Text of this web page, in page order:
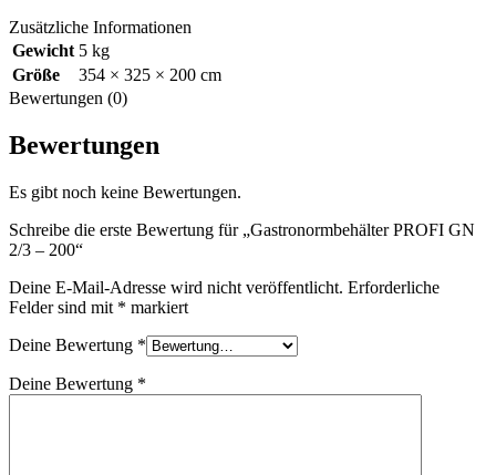
Zusätzliche Informationen
Gewicht 5 kg
Größe
354 × 325 × 200 cm
Bewertungen (0)
Bewertungen
Es gibt noch keine Bewertungen.
Schreibe die erste Bewertung für „Gastronormbehälter PROFI GN
2/3 – 200“
Deine E-Mail-Adresse wird nicht veröffentlicht. Erforderliche
Felder sind mit * markiert
Deine Bewertung *
Deine Bewertung *